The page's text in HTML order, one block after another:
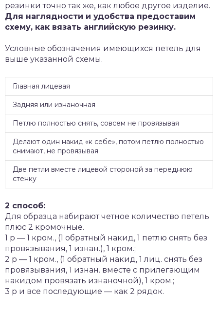
резинки точно так же, как любое другое изделие.
Для наглядности и удобства предоставим
схему, как вязать английскую резинку.
Условные обозначения имеющихся петель для
выше указанной схемы.
Главная лицевая
Задняя или изнаночная
Петлю полностью снять, совсем не провязывая
Делают один накид «к себе», потом петлю полностью
снимают, не провязывая
Две петли вместе лицевой стороной за переднюю
стенку
2 способ:
Для образца набирают четное количество петель
плюс 2 кромочные.
1 р — 1 кром., (1 обратный накид, 1 петлю снять без
провязывания, 1 изнан.), 1 кром.;
2 р — 1 кром., (1 обратный накид, 1 лиц. снять без
провязывания, 1 изнан. вместе с прилегающим
накидом провязать изнаночной), 1 кром.;
3 р и все последующие — как 2 рядок.